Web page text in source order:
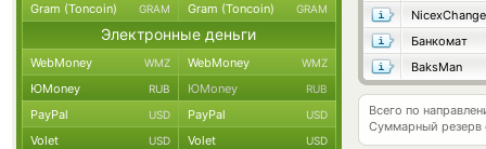
Банкомат
BaksMan
Всего по
Суммарный резерв
Gram (Toncoin) GRAM Gram (Toncoin) GRAM
Электронные деньги
WebMoney WMZ WebMoney WMZ
ЮMoney RUB ЮMoney RUB
PayPal USD PayPal USD
Volet USD Volet USD